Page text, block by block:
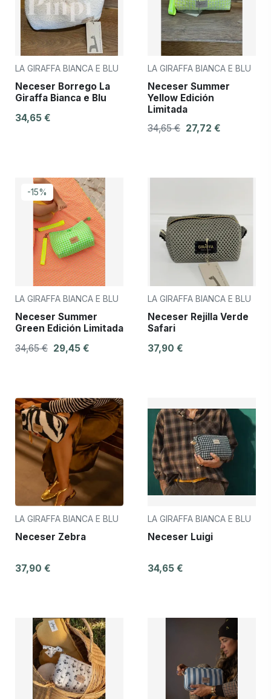
LA GIRAFFA BIANCA E BLU
Neceser Borrego La
Giraffa Bianca e Blu
34,65 €
LA GIRAFFA BIANCA E BLU
Neceser Summer
Yellow Edición
Limitada
34,65 € 27,72 €
-15%
LA GIRAFFA BIANCA E BLU
Neceser Summer
Green Edición Limitada
34,65 € 29,45 €
LA GIRAFFA BIANCA E BLU
Neceser Rejilla Verde
Safari
37,90 €
LA GIRAFFA BIANCA E BLU
Neceser Zebra
37,90 €
LA GIRAFFA BIANCA E BLU
Neceser Luigi
34,65 €